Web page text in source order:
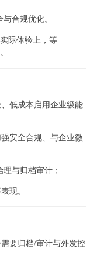
合规优化。
际体验上，等
低成本启用企业级能
安全合规、与企业微
与归档审计；
现。
要归档/审计与外发控